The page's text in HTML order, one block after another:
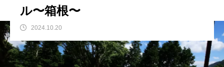
ル〜箱根〜
2024.10.20